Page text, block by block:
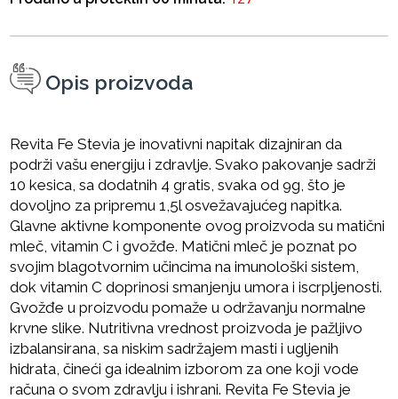
Opis proizvoda
Revita Fe Stevia je inovativni napitak dizajniran da
podrži vašu energiju i zdravlje. Svako pakovanje sadrži
10 kesica, sa dodatnih 4 gratis, svaka od 9g, što je
dovoljno za pripremu 1,5l osvežavajućeg napitka.
Glavne aktivne komponente ovog proizvoda su matični
mleč, vitamin C i gvožđe. Matični mleč je poznat po
svojim blagotvornim učincima na imunološki sistem,
dok vitamin C doprinosi smanjenju umora i iscrpljenosti.
Gvožđe u proizvodu pomaže u održavanju normalne
krvne slike. Nutritivna vrednost proizvoda je pažljivo
izbalansirana, sa niskim sadržajem masti i ugljenih
hidrata, čineći ga idealnim izborom za one koji vode
računa o svom zdravlju i ishrani. Revita Fe Stevia je